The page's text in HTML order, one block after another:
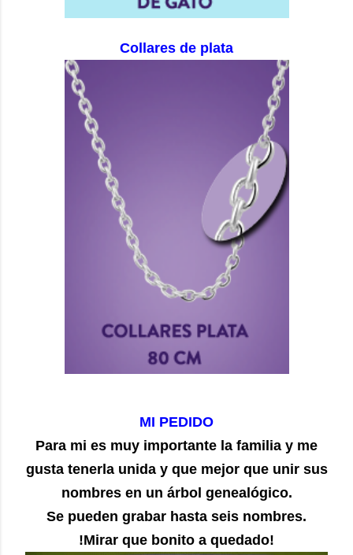
Collares de plata
MI PEDIDO
Para mi es muy importante la familia y me
gusta tenerla unida y que mejor que unir sus
nombres en un árbol genealógico.
Se pueden grabar hasta seis nombres.
!Mirar que bonito a quedado!